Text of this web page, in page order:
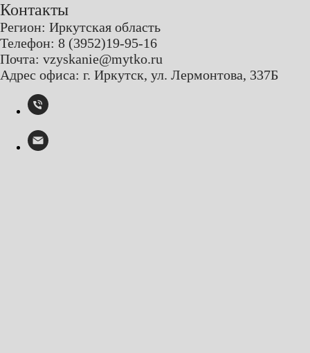
Контакты
Регион: Иркутская область
Телефон: 8 (3952)19-95-16
Почта: vzyskanie@mytko.ru
Адрес офиса: г. Иркутск, ул. Лермонтова, 337Б